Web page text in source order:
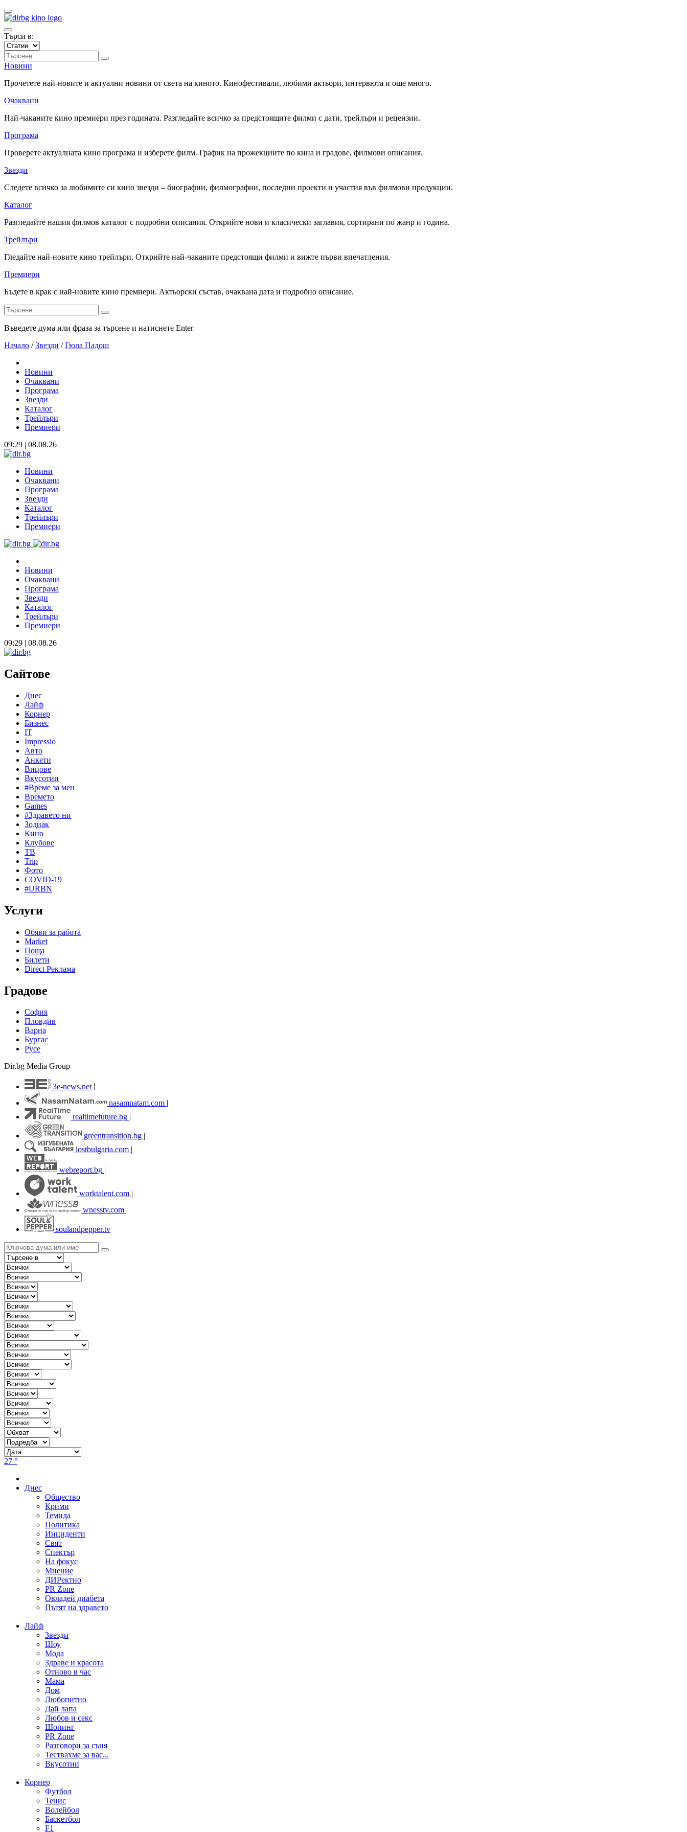
Търси в:
Новини
Прочетете най-новите и актуални новини от света на киното. Кинофестивали, любими актьори, интервюта и още много.
Очаквани
Най-чаканите кино премиери през годината. Разгледайте всичко за предстоящите филми с дати, трейлъри и рецензии.
Програма
Проверете актуалната кино програма и изберете филм. График на прожекциите по кина и градове, филмови описания.
Звезди
Следете всичко за любимите си кино звезди – биографии, филмографии, последни проекти и участия във филмови продукции.
Каталог
Разгледайте нашия филмов каталог с подробни описания. Открийте нови и класически заглавия, сортирани по жанр и година.
Трейлъри
Гледайте най-новите кино трейлъри. Открийте най-чаканите предстоящи филми и вижте първи впечатления.
Премиери
Бъдете в крак с най-новите кино премиери. Актьорски състав, очаквана дата и подробно описание.
Въведете дума или фраза за търсене и натиснете Enter
Начало / Звезди / Гюла Падош
Новини
Очаквани
Програма
Звезди
Каталог
Трейлъри
Премиери
09:29 | 08.08.26
Новини
Очаквани
Програма
Звезди
Каталог
Трейлъри
Премиери
Новини
Очаквани
Програма
Звезди
Каталог
Трейлъри
Премиери
09:29 | 08.08.26
Сайтове
Днес
Лайф
Корнер
Бизнес
IT
Impressio
Авто
Анкети
Вицове
Вкусотии
#Време за мен
Времето
Games
#Здравето ни
Зодиак
Кино
Клубове
ТВ
Trip
Фото
COVID-19
#URBN
Услуги
Обяви за работа
Market
Поща
Билети
Direct Реклама
Градове
София
Пловдив
Варна
Бургас
Русе
Dir.bg Media Group
3e-news.net
nasamnatam.com |
realtimefuture.bg |
greentransition.bg |
lostbulgaria.com |
webreport.bg
worktalent.com |
wnesstv.com |
soulandpepper.tv
27 °
Днес
Общество
Крими
Темида
Политика
Инциденти
Свят
Спектър
На фокус
Мнение
ДИРектно
PR Zone
Овладей диабета
Пътят на здравето
Лайф
Звезди
Шоу
Мода
Здраве и красота
Отново в час
Мама
Дом
Любопитно
Дай лапа
Любов и секс
Шопинг
PR Zone
Разговори за съня
Тествахме за вас...
Вкусотии
Корнер
Футбол
Тенис
Волейбол
Баскетбол
F1